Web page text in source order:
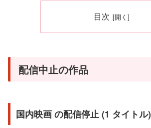
目次
配信中止の作品
国内映画 の配信停止 (1 タイトル)